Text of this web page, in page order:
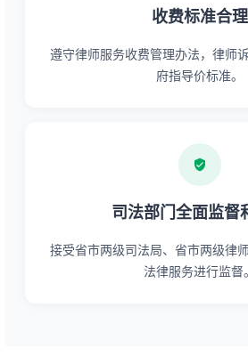
收费标准合理
遵守律师服务收费管理办法，律师
府指导价标准。
司法部门全面监督
接受省市两级司法局、省市两级律
法律服务进行监督。